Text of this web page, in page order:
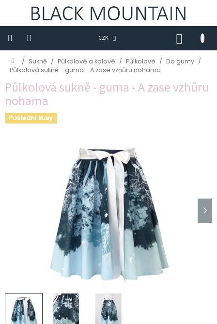
CZK
KOŠÍK
Novinky
M
Trička
Sukně
Domů
/ Sukně / Půlkolové a kolové / Půlkolové / Do gumy /
Půlkolová sukně - guma - A zase vzhůru nohama
Půlkolová sukně - guma - A zase vzhůru
nohama
Poslední kusy